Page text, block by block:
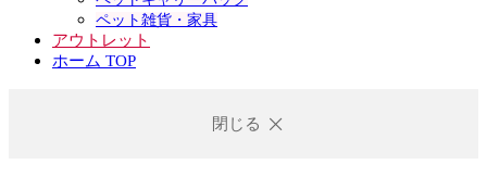
ペット雑貨・家具
アウトレット
ホーム TOP
閉じる